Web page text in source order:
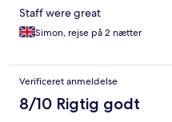
Staff were great
Simon, rejse på 2 nætter
Verificeret anmeldelse
8/10 Rigtig godt